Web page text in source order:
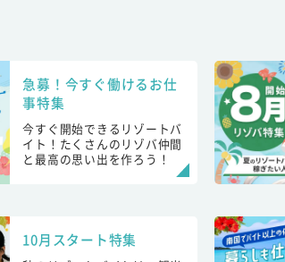
急募！今すぐ働けるお仕
事特集
今すぐ開始できるリゾートバ
イト！たくさんのリゾバ仲間
と最高の思い出を作ろう！
10月スタート特集